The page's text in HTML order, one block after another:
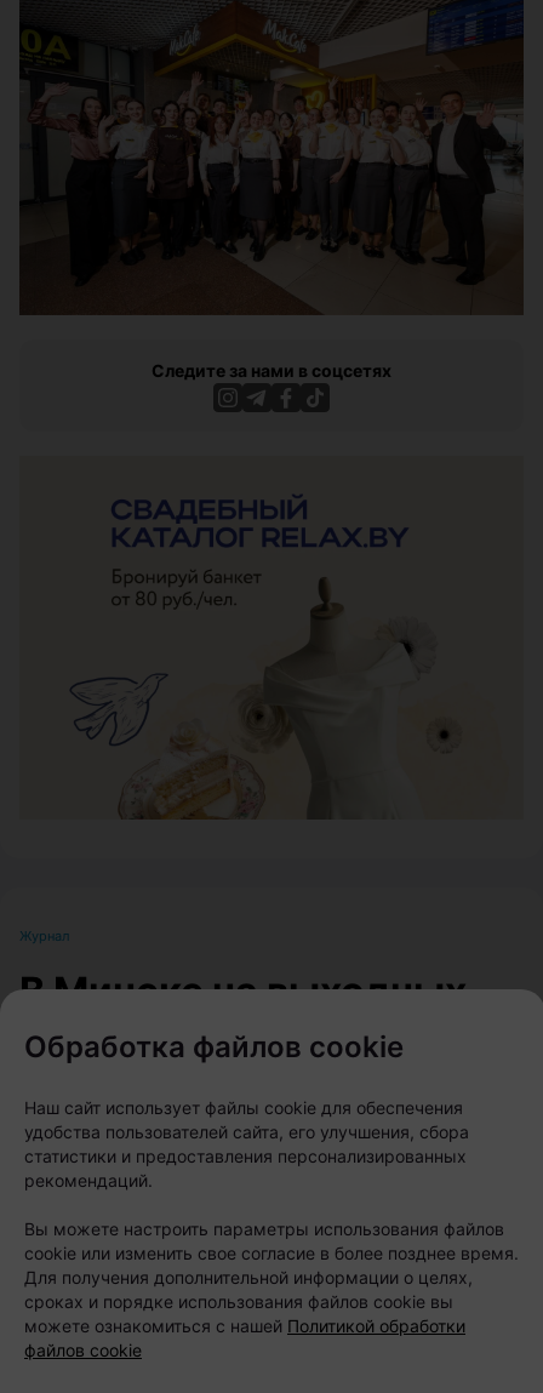
Следите за нами в соцсетях
Журнал
В Минске на выходных
пройдет большой
фестиваль для
любителей животных
Автор:relax.by, 07.08.2026
8 и 9 августа на берегу Цнянского водохранилища,
в парке Lakeside Park («Северный берег»),
состоится Pets Fest — крупный фестиваль,
посвященный владельцам собак, кошек и других
Обработка файлов cookie
Наш сайт использует файлы cookie для обеспечения
удобства пользователей сайта, его улучшения, сбора
статистики и предоставления персонализированных
рекомендаций.
Вы можете настроить параметры использования файлов
cookie или изменить свое согласие в более позднее время.
Для получения дополнительной информации о целях,
сроках и порядке использования файлов cookie вы
можете ознакомиться с нашей Политикой обработки
файлов cookie